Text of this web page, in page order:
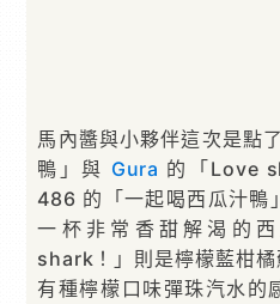
馬內醬與小夥伴這次是點
鴨」與 Gura 的「Love
486 的「一起喝西瓜汁鴨
一杯非常香甜解渴的
shark！」則是檸檬藍柑
有種檸檬口味彈珠汽水的